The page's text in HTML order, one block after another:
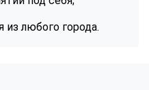
любого города.